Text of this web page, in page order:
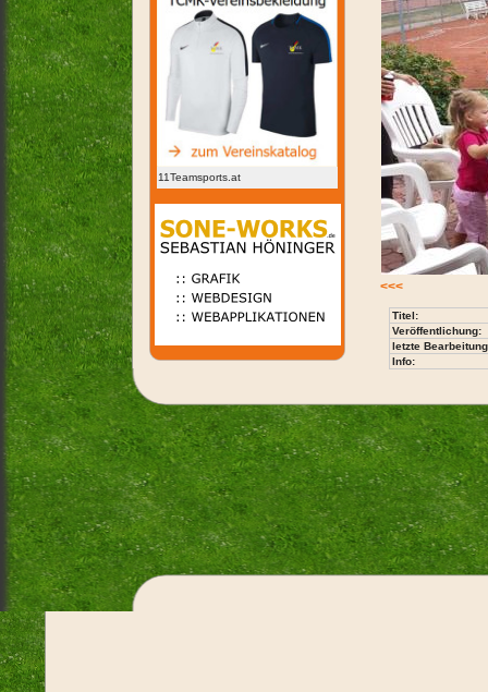
11Teamsports.at
<<<
Titel:
Veröffentlichung:
letzte
Info: